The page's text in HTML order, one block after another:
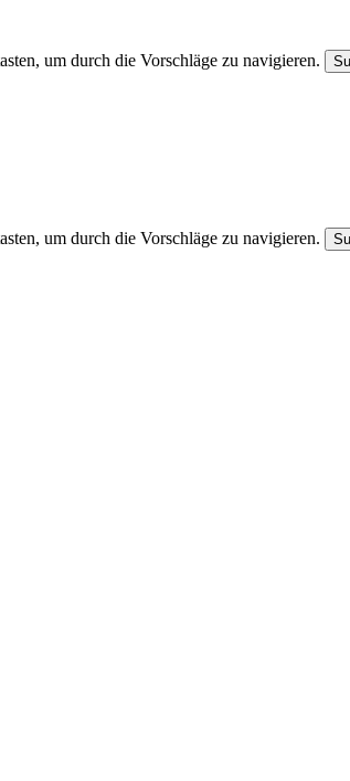
um durch die Vorschläge zu navigieren.
um durch die Vorschläge zu navigieren.